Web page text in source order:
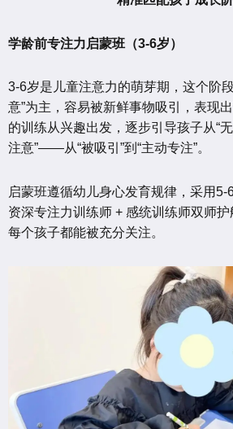
学龄前专注力启蒙班（3-6岁）
3-6岁是儿童注意力的萌芽期，这个阶
意”为主，容易被新鲜事物吸引，表现
的训练从兴趣出发，逐步引导孩子从“
注意”——从“被吸引”到“主动专注”。
启蒙班遵循幼儿身心发育规律，采用5-
资深专注力训练师 + 感统训练师双师护
每个孩子都能被充分关注。